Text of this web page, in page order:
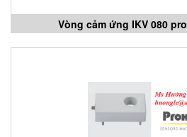
Vòng cảm ứng IKV 080